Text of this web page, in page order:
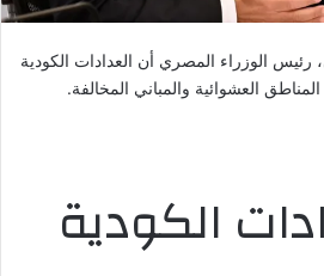
الوزراء المصري أن العدادات الكودية
العشوائية والمباني المخالفة.
الكودية